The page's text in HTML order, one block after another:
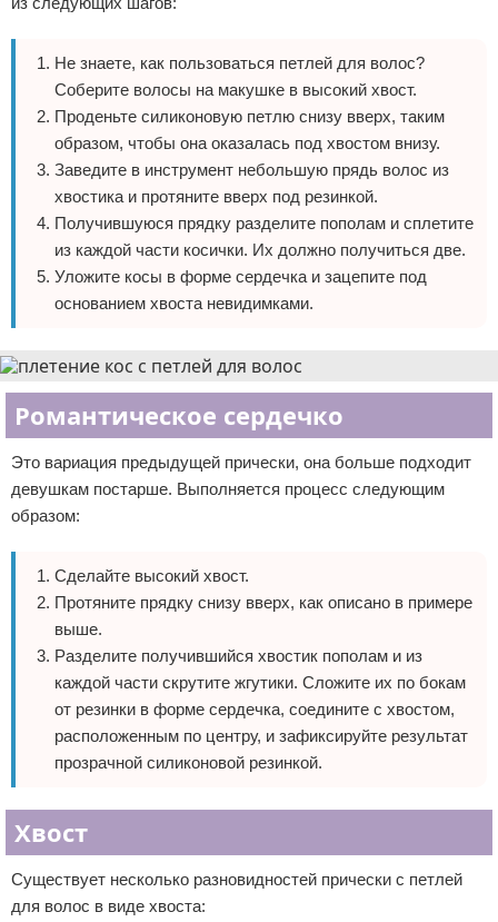
Не знаете, как пользоваться петлей для волос?
Соберите волосы на макушке в высокий хвост.
Проденьте силиконовую петлю снизу вверх, таким
образом, чтобы она оказалась под хвостом внизу.
Заведите в инструмент небольшую прядь волос из
хвостика и протяните вверх под резинкой.
Получившуюся прядку разделите пополам и сплетите
из каждой части косички. Их должно получиться две.
Уложите косы в форме сердечка и зацепите под
основанием хвоста невидимками.
Романтическое сердечко
Это вариация предыдущей прически, она больше подходит
девушкам постарше. Выполняется процесс следующим
образом:
Сделайте высокий хвост.
Протяните прядку снизу вверх, как описано в примере
выше.
Разделите получившийся хвостик пополам и из
каждой части скрутите жгутики. Сложите их по бокам
от резинки в форме сердечка, соедините с хвостом,
расположенным по центру, и зафиксируйте результат
прозрачной силиконовой резинкой.
Хвост
Существует несколько разновидностей прически с петлей
для волос в виде хвоста: